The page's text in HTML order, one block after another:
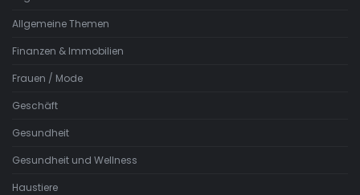
Allgemeine Themen
Finanzen & Immobilien
Frauen / Mode
Geschäft
Gesundheit
Gesundheit und Wellness
Haustiere